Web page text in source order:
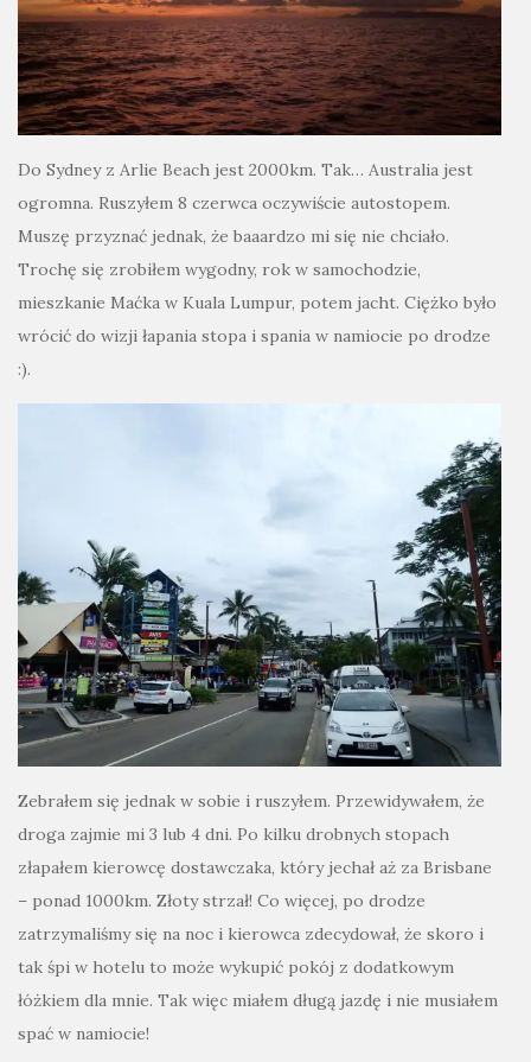
Do Sydney z Arlie Beach jest 2000km. Tak… Australia jest
ogromna. Ruszyłem 8 czerwca oczywiście autostopem.
Muszę przyznać jednak, że baaardzo mi się nie chciało.
Trochę się zrobiłem wygodny, rok w samochodzie,
mieszkanie Maćka w Kuala Lumpur, potem jacht. Ciężko było
wrócić do wizji łapania stopa i spania w namiocie po drodze
:).
Zebrałem się jednak w sobie i ruszyłem. Przewidywałem, że
droga zajmie mi 3 lub 4 dni. Po kilku drobnych stopach
złapałem kierowcę dostawczaka, który jechał aż za Brisbane
– ponad 1000km. Złoty strzał! Co więcej, po drodze
zatrzymaliśmy się na noc i kierowca zdecydował, że skoro i
tak śpi w hotelu to może wykupić pokój z dodatkowym
łóżkiem dla mnie. Tak więc miałem długą jazdę i nie musiałem
spać w namiocie!